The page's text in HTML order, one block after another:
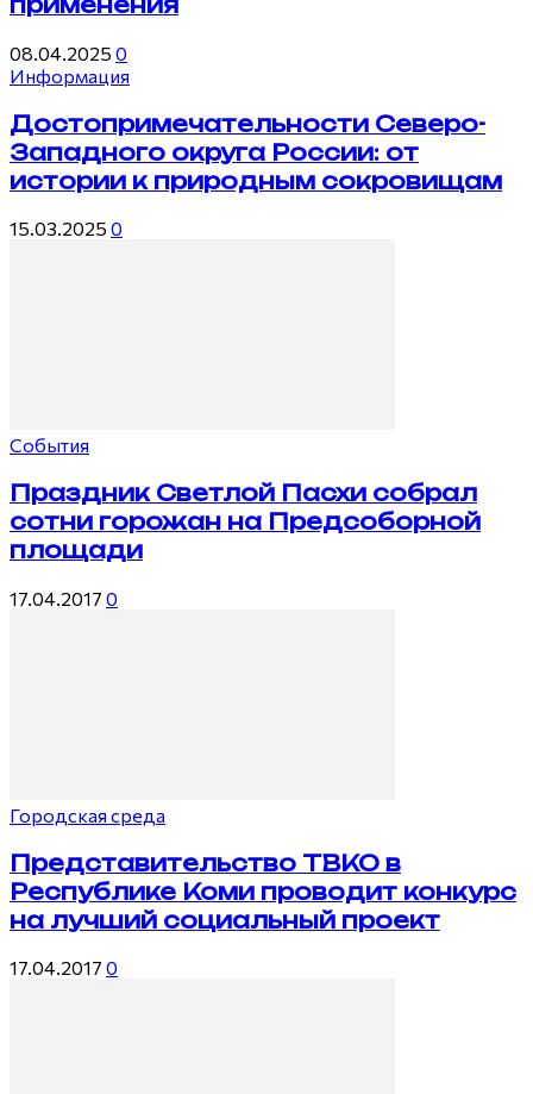
08.04.2025 0
Информация
Достопримечательности Северо-
Западного округа России: от
истории к природным сокровищам
15.03.2025 0
События
Праздник Светлой Пасхи собрал
сотни горожан на Предсоборной
площади
17.04.2017 0
Городская среда
Представительство ТВКО в
Республике Коми проводит конкурс
на лучший социальный проект
17.04.2017 0